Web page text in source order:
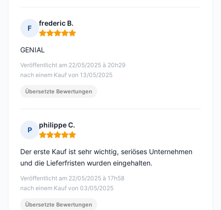
F
frederic B.
Hinweis: 5 von 5
Veröffentlicht am 22/05/2025 à 20h29
nach einem Kauf von 13/05/2025
GENIAL
Übersetzte Bewertungen
P
philippe C.
Hinweis: 5 von 5
Veröffentlicht am 22/05/2025 à 17h58
nach einem Kauf von 03/05/2025
Der erste Kauf ist sehr wichtig, seriöses Unternehmen
und die Lieferfristen wurden eingehalten.
Übersetzte Bewertungen